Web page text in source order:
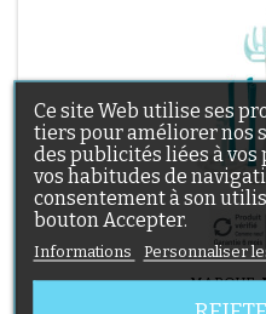
MARQUE:
Ce site Web utilise ses
tiers pour améliorer nos
des publicités liées à
vos habitudes de
consentement à son
bouton Accepter.
Informations Personnaliser